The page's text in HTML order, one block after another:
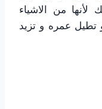
من الاشياء
تطيل عمره و تزيد